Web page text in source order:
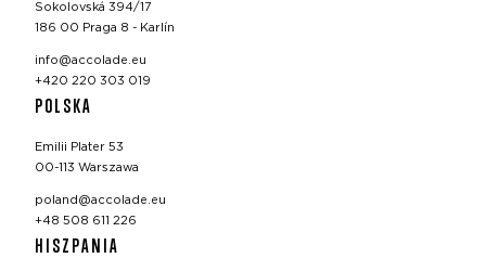
Sokolovská 394/17
186 00 Praga 8 - Karlín
info@accolade.eu
+420 220 303 019
POLSKA
Emilii Plater 53
00-113 Warszawa
poland@accolade.eu
+48 508 611 226
HISZPANIA